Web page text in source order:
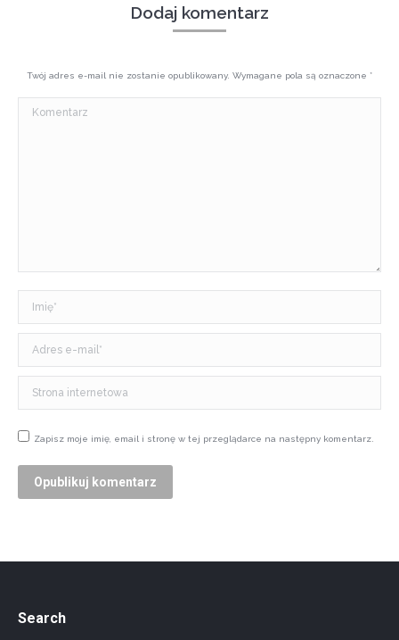
Dodaj komentarz
Twój adres e-mail nie zostanie opublikowany. Wymagane pola są oznaczone *
Komentarz
Imię *
Adres e-mail *
Strona internetowa
Zapisz moje imię, email i stronę w tej przeglądarce na następny komentarz.
Opublikuj komentarz
Search